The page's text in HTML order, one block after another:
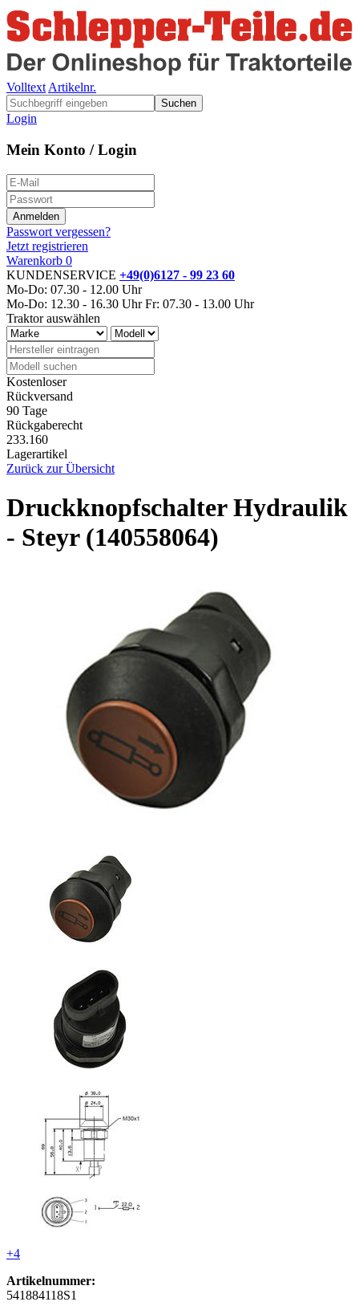
Volltext Artikelnr.
Suchen
Login
Mein Konto / Login
Passwort vergessen?
Jetzt registrieren
Warenkorb 0
KUNDENSERVICE +49(0)6127 - 99 23 60
Mo-Do: 07.30 - 12.00 Uhr
Mo-Do: 12.30 - 16.30 Uhr Fr: 07.30 - 13.00 Uhr
Traktor auswählen
Kostenloser
Rückversand
90 Tage
Rückgaberecht
233.160
Lagerartikel
Zurück zur Übersicht
Druckknopfschalter Hydraulik
- Steyr (140558064)
+4
Artikelnummer:
541884118S1